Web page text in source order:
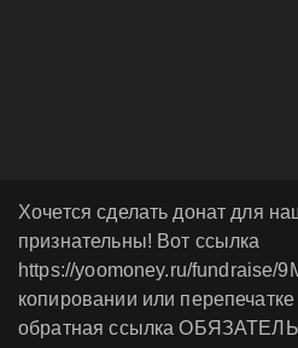
Хочется сделать донат для
признательны! Вот ссылка
https://yoomoney.ru/fundraise/
копировании или
обратная ссылка